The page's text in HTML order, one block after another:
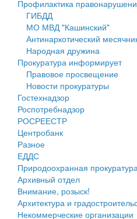
Нормативы
Правила землепользования и
Генеральные планы
Проекты планировки
Собрание депутатов
Городское поселение
Сельские поселения
Профилактика
ГИБДД
МО МВД "Кашинский"
Антинаркотический
Народная дружина
Прокуратура информирует
Правовое просвещение
Новости прокуратуры
Гостехнадзор
Роспотребнадзор
РОСРЕЕСТР
Центробанк
Разное
ЕДДС
Природоохранная прокуратура
Архивный отдел
Внимание, розыск!
Архитектура и
Некоммерческие организации